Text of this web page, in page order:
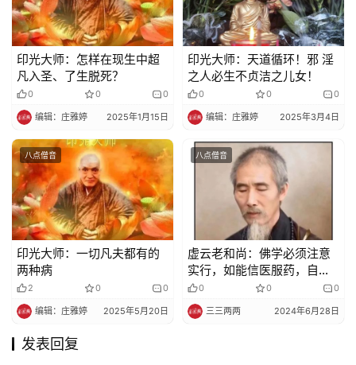
印光大师：怎样在现生中超
凡入圣、了生脱死？
0 0 0
编辑：庄雅婷 2025年1月15日
印光大师：天道循环！邪 淫
之人必生不贞洁之儿女！
0 0 0
编辑：庄雅婷 2025年3月4日
八点僧音
印光大师：一切凡夫都有的
两种病
2 0 0
编辑：庄雅婷 2025年5月20日
八点僧音
虚云老和尚：佛学必须注意
实行，如能信医服药，自必
药到病除
0 0 0
三三两两 2024年6月28日
发表回复